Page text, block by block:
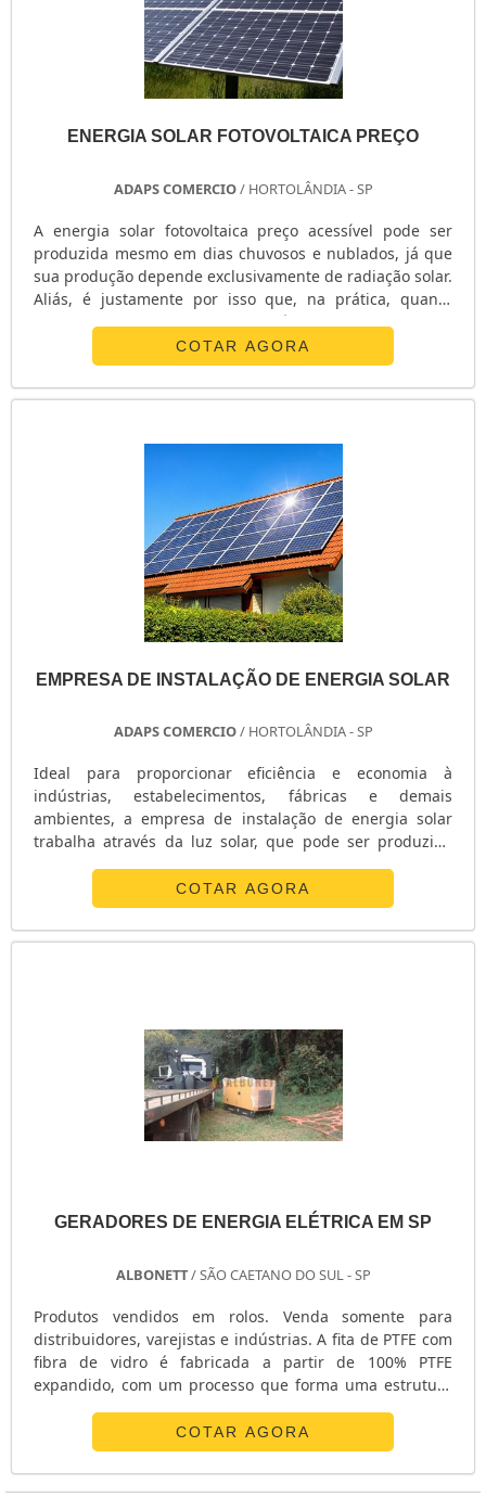
variedades em estabilizador de tensão monofásico e
manutenção em nobreaks com ótima qualidade e
proteção.Para uma maior satisfação dos clientes, a
empresa busca investir nos melhores profissionais do
mercado, e em instalações modernas, garantindo assim,
Equipamentos Eletrônicos é uma empresa que tem se
o que garante a melhor experiência de todos os clientes.
ENERGIA SOLAR FOTOVOLTAICA PREÇO
ADAPS COMERCIO/ HORTOLÂNDIA - SP
A energia solar fotovoltaica preço acessível pode ser
produzida mesmo em dias chuvosos e nublados, já que
sua produção depende exclusivamente de radiação solar.
Aliás, é justamente por isso que, na prática, quanto
maior for a radiação, maior será a produção de uma
corrente contínua.Já em outros termos, seu
funcionamento costuma se dar da seguinte maneira: os
painéis solares são divididos em várias células
COTAR AGORA
EMPRESA DE INSTALAÇÃO DE ENERGIA SOLAR
ADAPS COMERCIO/ HORTOLÂNDIA - SP
Ideal para proporcionar eficiência e economia à
indústrias, estabelecimentos, fábricas e demais
ambientes, a empresa de instalação de energia solar
trabalha através da luz solar, que pode ser produzida
mesmo em dias chuvosos e nublados, pois necessita
exclusivamente do processo de radiação do sol.MAIS
INFORMAÇÕES SOBRE O PRODUTOOs painéis solares são
divididos em diversas células fotovoltaicas que reagem
COTAR AGORA
GERADORES DE ENERGIA ELÉTRICA EM SP
ALBONETT/ SÃO CAETANO DO SUL - SP
Produtos vendidos em rolos. Venda somente para
distribuidores, varejistas e indústrias. A fita de PTFE com
fibra de vidro é fabricada a partir de 100% PTFE
expandido, com um processo que forma uma estrutura
especialmente para a vedação confiável de flanges
grandes, complexas ou danificadas. Quando
comprimido, forma uma vedação fina, no entanto possui
uma alta durabilidade e é altamente resisten....
COTAR AGORA